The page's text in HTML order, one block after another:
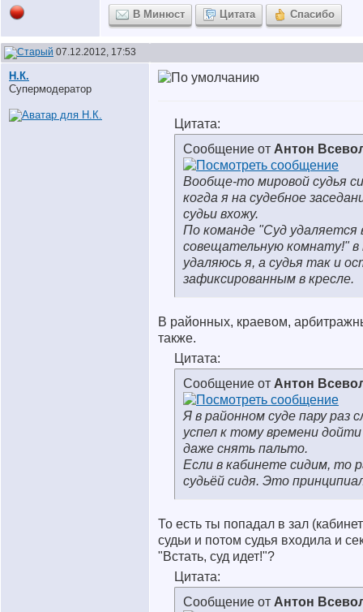
В Минюст Цитата Спасибо
07.12.2012, 17:53
Н.К.
Супермодератор
Цитата:
Сообщение от Антон
Вообще-то мировой судья
когда я на судебное
судьи вхожу.
По команде "Суд удаляется
совещательную комнату!" в
удаляюсь я, а судья так и
зафиксированным в кресле.
В районных, краевом,
также.
Цитата:
Сообщение от Антон
Я в районном суде пару раз
успел к тому времени
даже снять пальто.
Если в кабинете сидим, то
судьёй сидя. Это
То есть ты попадал в зал
судьи и потом судья входила и
"Встать, суд идет!"?
Цитата:
Сообщение от Антон